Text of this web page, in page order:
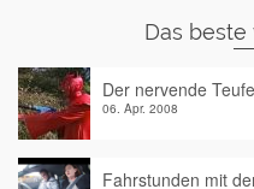
Das
Der nervende
06. Apr. 2008
Fahrstunden mit